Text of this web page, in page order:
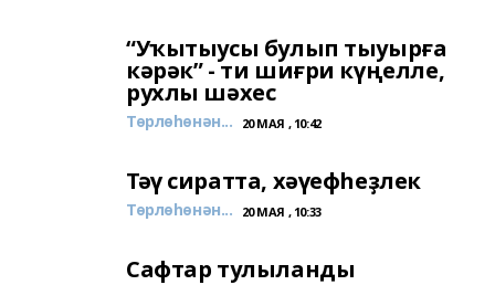
“Уҡытыусы булып тыуырға
кәрәк” - ти шиғри күңелле,
рухлы шәхес
Төрлөһөнән... 20 МАЯ , 10:42
Тәү сиратта, хәүефһеҙлек
Төрлөһөнән... 20 МАЯ , 10:33
Сафтар тулыланды